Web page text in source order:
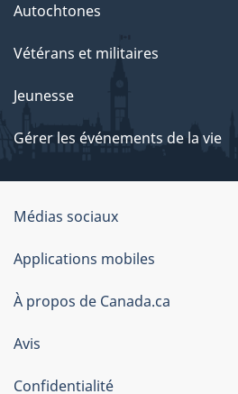
Autochtones
Vétérans et militaires
Jeunesse
Gérer les événements de la vie
Organisation
du
gouvernement
du
Canada
Médias sociaux
Applications mobiles
À propos de Canada.ca
Avis
Confidentialité